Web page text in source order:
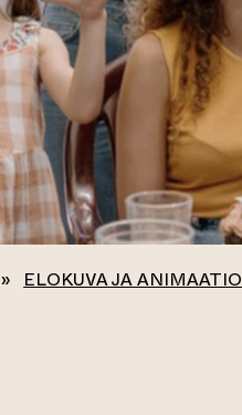
» ELOKUVA JA ANIMAATIO